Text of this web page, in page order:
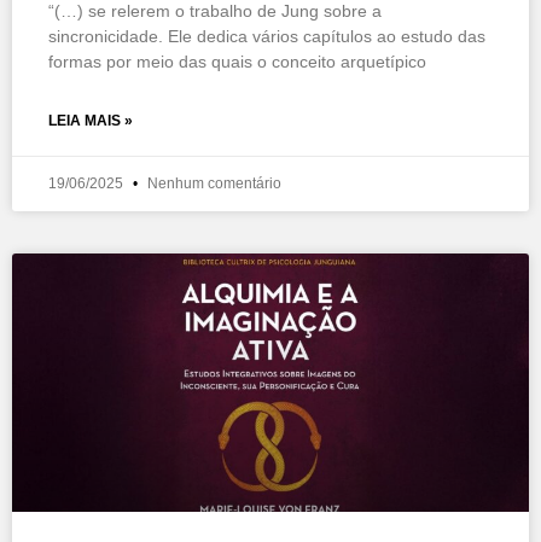
“(…) se relerem o trabalho de Jung sobre a
sincronicidade. Ele dedica vários capítulos ao estudo das
formas por meio das quais o conceito arquetípico
LEIA MAIS »
19/06/2025 Nenhum comentário